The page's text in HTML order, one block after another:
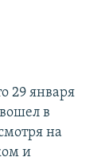
29 января
в
на
и